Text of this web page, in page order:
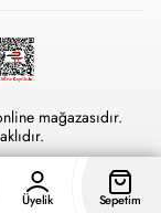
Üyelik Sepetim
mağazasıdır.